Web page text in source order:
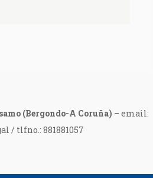
(Bergondo-A Coruña) – email:
/ tlfno.: 881881057